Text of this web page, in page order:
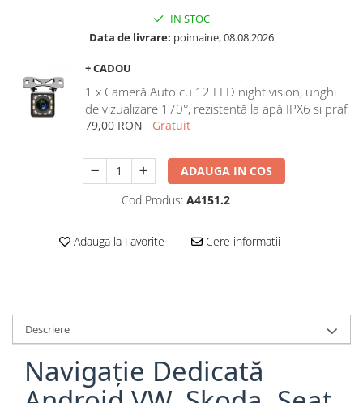
Navigatii Jeep
Navigatii Porsche
Navigatii Land Rover
Navigatii Chrysler
Navigatie universala
Playere auto
Navigatie GPS Portabil
Accesorii navigatii
CarPlay&Android Auto
IN STOC
Data de livrare: poimaine, 08.08.2026
+ CADOU
1 x Cameră Auto cu 12 LED night vision, unghi
de vizualizare 170°, rezistentă la apă IPX6 si praf
79,00 RON Gratuit
ADAUGA IN COS
Cod Produs: A4151.2
Adauga la Favorite Cere informatii
Descriere
Navigație Dedicată